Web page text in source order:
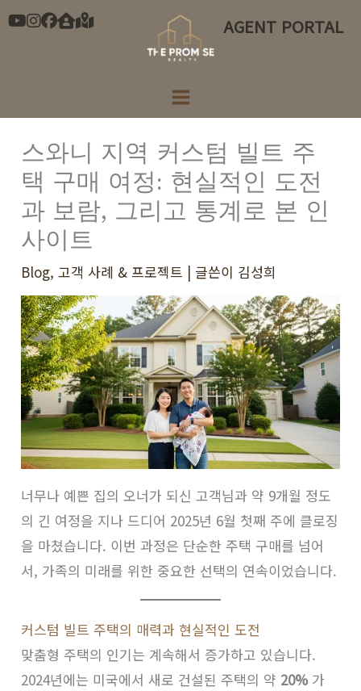
콘
스와니 지역 커스텀 빌트 주
택 구매 여정: 현실적인 도전
과 보람, 그리고 통계로 본 인
사이트
Blog,고객 사례 & 프로젝트 | 글쓴이 김성희
너무나 예쁜 집의 오너가 되신 고객님과 약 9개월 정도
의 긴 여정을 지나 드디어 2025년 6월 첫째 주에 클로징
을 마쳤습니다. 이번 과정은 단순한 주택 구매를 넘어
서, 가족의 미래를 위한 중요한 선택의 연속이었습니다.
커스텀 빌트 주택의 매력과 현실적인 도전
맞춤형 주택의 인기는 계속해서 증가하고 있습니다.
2024년에는 미국에서 새로 건설된 주택의 약 20%가
AGENT PORTAL